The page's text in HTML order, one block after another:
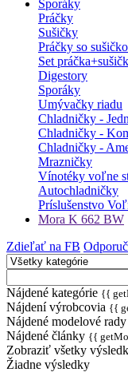
Sporáky
Práčky
Sušičky
Práčky so
Set
Digestory
Sporáky
Umývačky riadu
Chladničky -
Chladničky -
Chladničky -
Mrazničky
Vínotéky voľne
Autochladničky
Príslušenstvo
Mora K 662 BW
Zdieľať na FB
Nájdené kategórie {{
Nájdení výrobcovia {{
Nájdené modelové rady
Nájdené články {{
Zobraziť všetky
Žiadne výsledky